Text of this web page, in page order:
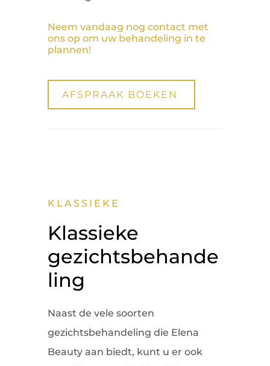
Neem vandaag nog contact met
ons op om uw behandeling in te
plannen!
AFSPRAAK BOEKEN
KLASSIEKE
Klassieke
gezichtsbehande
ling
Naast de vele soorten
gezichtsbehandeling die Elena
Beauty aan biedt, kunt u er ook